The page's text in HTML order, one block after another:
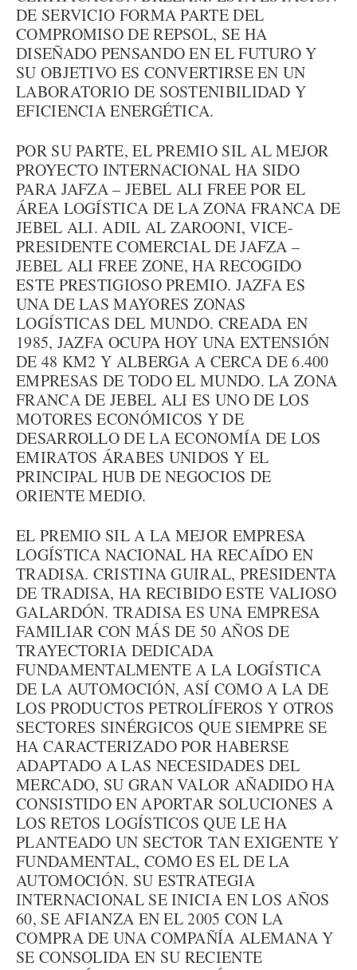
DE SERVICIO FORMA PARTE DEL
COMPROMISO DE REPSOL, SE HA
DISEÑADO PENSANDO EN EL FUTURO Y
SU OBJETIVO ES CONVERTIRSE EN UN
LABORATORIO DE SOSTENIBILIDAD Y
EFICIENCIA ENERGÉTICA.
POR SU PARTE, EL PREMIO SIL AL MEJOR
PROYECTO INTERNACIONAL HA SIDO
PARA JAFZA – JEBEL ALI FREE POR EL
ÁREA LOGÍSTICA DE LA ZONA FRANCA DE
JEBEL ALI. ADIL AL ZAROONI, VICE-
PRESIDENTE COMERCIAL DE JAFZA –
JEBEL ALI FREE ZONE, HA RECOGIDO
ESTE PRESTIGIOSO PREMIO. JAZFA ES
UNA DE LAS MAYORES ZONAS
LOGÍSTICAS DEL MUNDO. CREADA EN
1985, JAZFA OCUPA HOY UNA EXTENSIÓN
DE 48 KM2 Y ALBERGA A CERCA DE 6.400
EMPRESAS DE TODO EL MUNDO. LA ZONA
FRANCA DE JEBEL ALI ES UNO DE LOS
MOTORES ECONÓMICOS Y DE
DESARROLLO DE LA ECONOMÍA DE LOS
EMIRATOS ÁRABES UNIDOS Y EL
PRINCIPAL HUB DE NEGOCIOS DE
ORIENTE MEDIO.
EL PREMIO SIL A LA MEJOR EMPRESA
LOGÍSTICA NACIONAL HA RECAÍDO EN
TRADISA. CRISTINA GUIRAL, PRESIDENTA
DE TRADISA, HA RECIBIDO ESTE VALIOSO
GALARDÓN. TRADISA ES UNA EMPRESA
FAMILIAR CON MÁS DE 50 AÑOS DE
TRAYECTORIA DEDICADA
FUNDAMENTALMENTE A LA LOGÍSTICA
DE LA AUTOMOCIÓN, ASÍ COMO A LA DE
LOS PRODUCTOS PETROLÍFEROS Y OTROS
SECTORES SINÉRGICOS QUE SIEMPRE SE
HA CARACTERIZADO POR HABERSE
ADAPTADO A LAS NECESIDADES DEL
MERCADO, SU GRAN VALOR AÑADIDO HA
CONSISTIDO EN APORTAR SOLUCIONES A
LOS RETOS LOGÍSTICOS QUE LE HA
PLANTEADO UN SECTOR TAN EXIGENTE Y
FUNDAMENTAL, COMO ES EL DE LA
AUTOMOCIÓN. SU ESTRATEGIA
INTERNACIONAL SE INICIA EN LOS AÑOS
60, SE AFIANZA EN EL 2005 CON LA
COMPRA DE UNA COMPAÑÍA ALEMANA Y
SE CONSOLIDA EN SU RECIENTE